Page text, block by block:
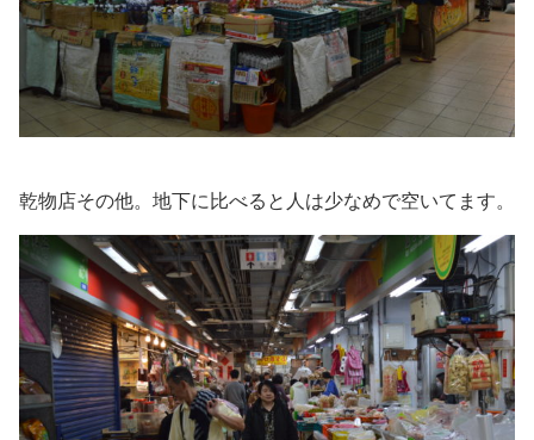
乾物店その他。地下に比べると人は少なめで空いてます。